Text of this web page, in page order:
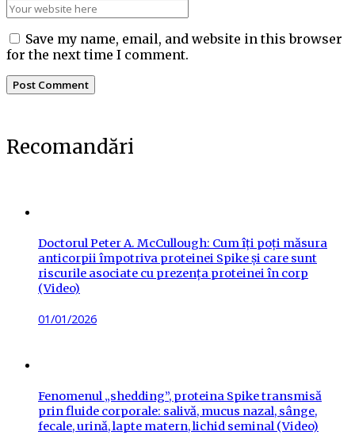
Save my name, email, and website in this browser
for the next time I comment.
Recomandări
Doctorul Peter A. McCullough: Cum îți poți măsura
anticorpii împotriva proteinei Spike și care sunt
riscurile asociate cu prezența proteinei în corp
(Video)
Posted
01/01/2026
Fenomenul „shedding”, proteina Spike transmisă
prin fluide corporale: salivă, mucus nazal, sânge,
fecale, urină, lapte matern, lichid seminal (Video)